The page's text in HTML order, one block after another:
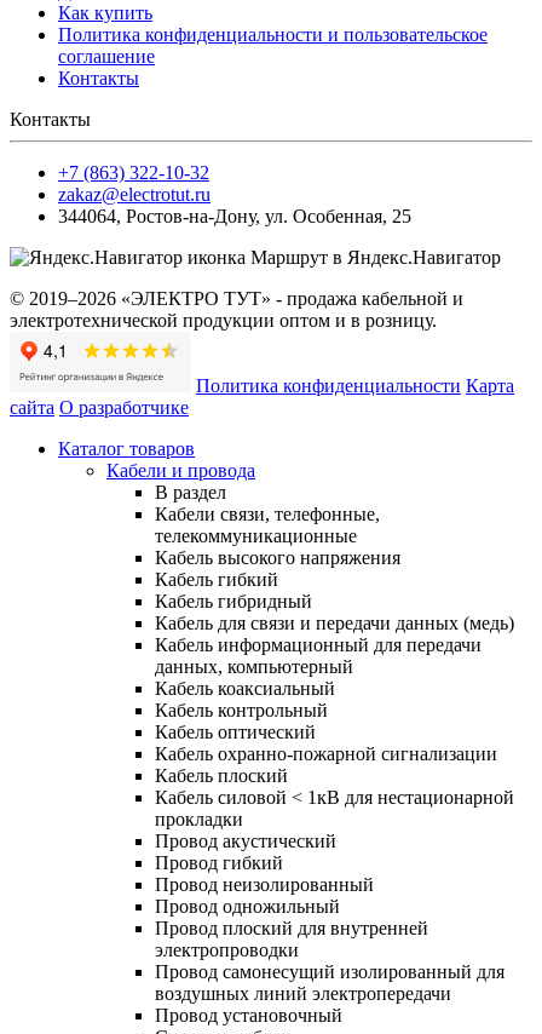
Как купить
Политика конфиденциальности и пользовательское
соглашение
Контакты
Контакты
+7 (863) 322-10-32
zakaz@electrotut.ru
344064, Ростов-на-Дону, ул. Особенная, 25
Маршрут в Яндекс.Навигатор
© 2019–2026 «ЭЛЕКТРО ТУТ» - продажа кабельной и
электротехнической продукции оптом и в розницу.
Политика конфиденциальности Карта
сайта О разработчике
Каталог товаров
Кабели и провода
В раздел
Кабели связи, телефонные,
телекоммуникационные
Кабель высокого напряжения
Кабель гибкий
Кабель гибридный
Кабель для связи и передачи данных (медь)
Кабель информационный для передачи
данных, компьютерный
Кабель коаксиальный
Кабель контрольный
Кабель оптический
Кабель охранно-пожарной сигнализации
Кабель плоский
Кабель силовой < 1кВ для нестационарной
прокладки
Провод акустический
Провод гибкий
Провод неизолированный
Провод одножильный
Провод плоский для внутренней
электропроводки
Провод самонесущий изолированный для
воздушных линий электропередачи
Провод установочный